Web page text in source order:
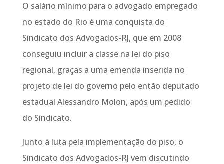
O salário mínimo para o advogado empregado
no estado do Rio é uma conquista do
Sindicato dos Advogados-RJ, que em 2008
conseguiu incluir a classe na lei do piso
regional, graças a uma emenda inserida no
projeto de lei do governo pelo então deputado
estadual Alessandro Molon, após um pedido
do Sindicato.
Junto à luta pela implementação do piso, o
Sindicato dos Advogados-RJ vem discutindo